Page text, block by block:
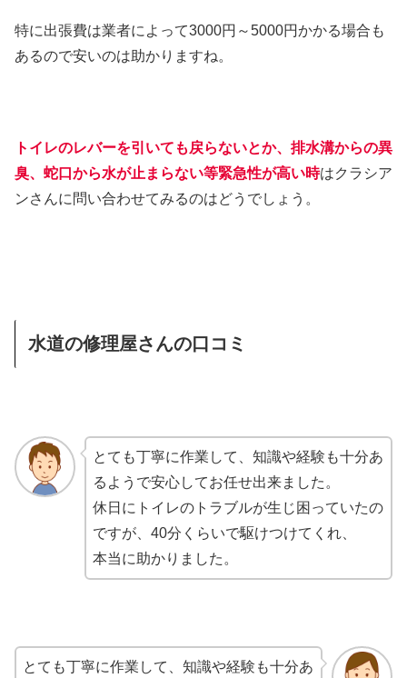
特に出張費は業者によって3000円～5000円かかる場合も
あるので安いのは助かりますね。
トイレのレバーを引いても戻らないとか、排水溝からの異
臭、蛇口から水が止まらない等緊急性が高い時はクラシア
ンさんに問い合わせてみるのはどうでしょう。
水道の修理屋さんの口コミ
とても丁寧に作業して、知識や経験も十分あ
るようで安心してお任せ出来ました。
休日にトイレのトラブルが生じ困っていたの
ですが、40分くらいで駆けつけてくれ、
本当に助かりました。
とても丁寧に作業して、知識や経験も十分あ